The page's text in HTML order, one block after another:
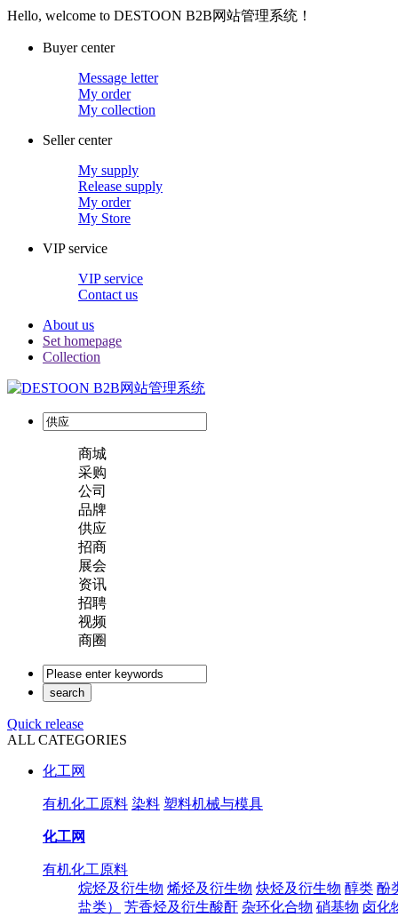
Hello, welcome to DESTOON B2B网站管理系统！
Buyer center
Message letter
My order
My collection
Seller center
My supply
Release supply
My order
My Store
VIP service
VIP service
Contact us
About us
Set homepage
Collection
商城
采购
公司
品牌
供应
招商
展会
资讯
招聘
视频
商圈
Quick release
ALL CATEGORIES
化工网
有机化工原料 染料 塑料机械与模具
化工网
有机化工原料
烷烃及衍生物 烯烃及衍生物 炔烃及衍生物 醇类 酚
盐类）
芳香烃及衍生酸酐 杂环化合物 硝基物 卤化